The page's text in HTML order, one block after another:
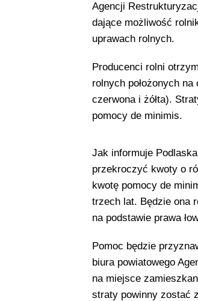
Agencji
dające możliwość
uprawach rolnych.
Producenci rolni
rolnych położonych
czerwona i żółta).
pomocy de minimis.
Jak informuje
przekroczyć kwoty o
kwotę pomocy de
trzech lat. Będzie ona
na podstawie prawa
Pomoc będzie
biura powiatowego
na miejsce
straty powinny zostać